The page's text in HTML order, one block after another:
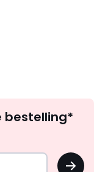
bestelling*
OK